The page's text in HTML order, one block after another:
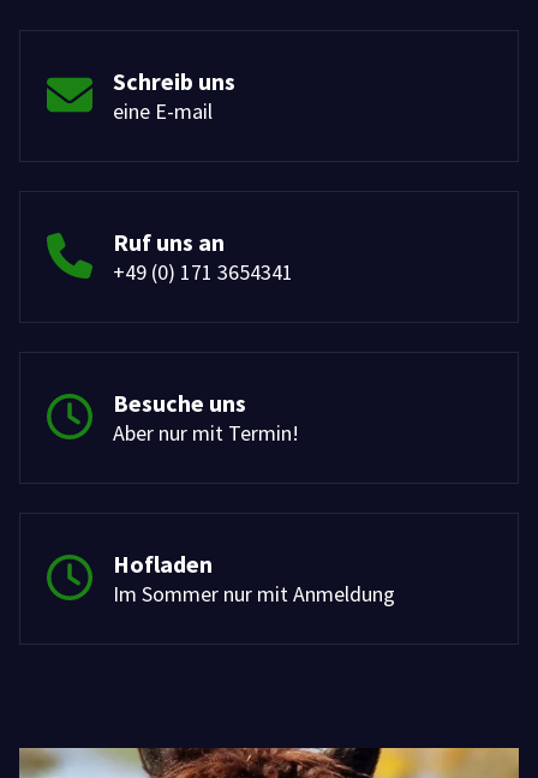
Schreib uns
eine E-mail
Ruf uns an
+49 (0) 171 3654341
Besuche uns
Aber nur mit Termin!
Hofladen
Im Sommer nur mit Anmeldung